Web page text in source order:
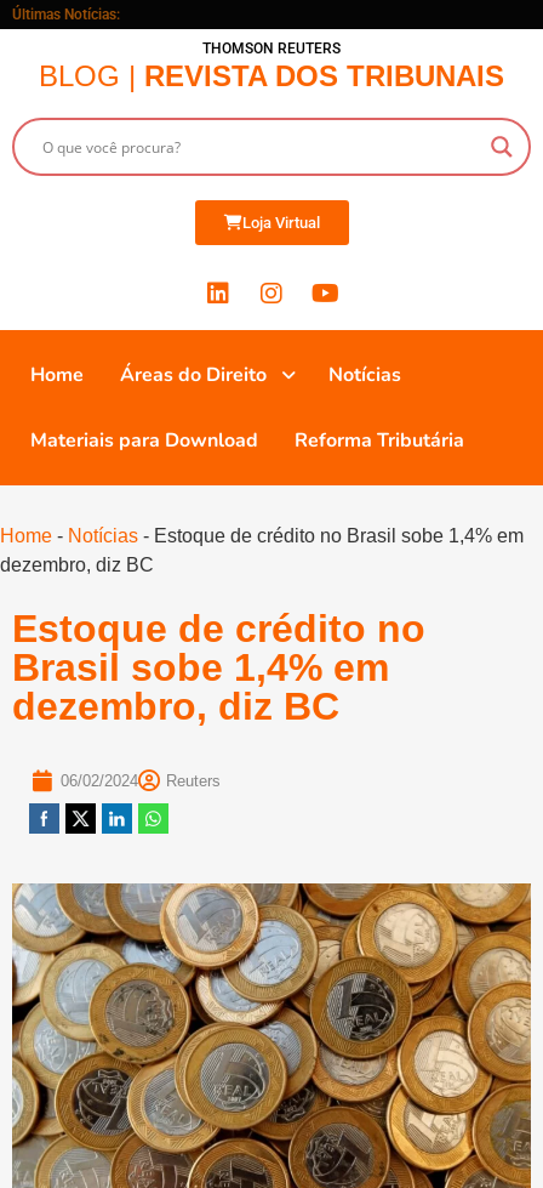
Últimas Notícias:
THOMSON REUTERS
BLOG | REVISTA DOS TRIBUNAIS
Loja Virtual
Home Áreas do Direito Notícias
Materiais para Download Reforma Tributária
Home - Notícias - Estoque de crédito no Brasil sobe 1,4% em
dezembro, diz BC
Estoque de crédito no
Brasil sobe 1,4% em
dezembro, diz BC
06/02/2024 Reuters